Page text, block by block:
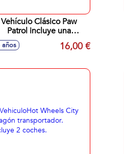
Vehículo Clásico Paw
Patrol incluye una
- Modelos surtidos
años 16,00 €